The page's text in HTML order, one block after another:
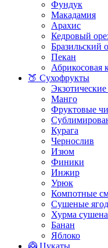
Фундук
Макадамия
Арахис
Кедровый
Бразильский
Пекан
Абрикосовая
🍑 Сухофрукты
Манго
Фруктовые
Курага
Чернослив
Изюм
Финики
Инжир
Урюк
Компотные
Сушеные
Хурма
Банан
Яблоко
🥝 Цукаты